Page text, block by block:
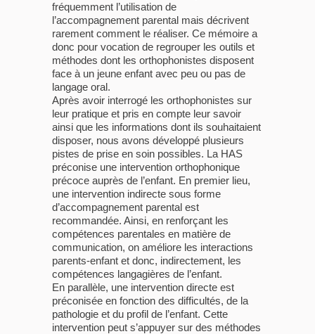
fréquemment l’utilisation de
l’accompagnement parental mais décrivent
rarement comment le réaliser. Ce mémoire a
donc pour vocation de regrouper les outils et
méthodes dont les orthophonistes disposent
face à un jeune enfant avec peu ou pas de
langage oral.
Après avoir interrogé les orthophonistes sur
leur pratique et pris en compte leur savoir
ainsi que les informations dont ils souhaitaient
disposer, nous avons développé plusieurs
pistes de prise en soin possibles. La HAS
préconise une intervention orthophonique
précoce auprès de l’enfant. En premier lieu,
une intervention indirecte sous forme
d’accompagnement parental est
recommandée. Ainsi, en renforçant les
compétences parentales en matière de
communication, on améliore les interactions
parents-enfant et donc, indirectement, les
compétences langagières de l’enfant.
En parallèle, une intervention directe est
préconisée en fonction des difficultés, de la
pathologie et du profil de l’enfant. Cette
intervention peut s’appuyer sur des méthodes